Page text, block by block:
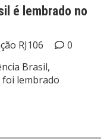
é lembrado no
RJ106
0
Brasil,
foi lembrado